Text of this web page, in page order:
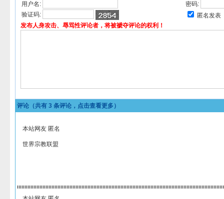
用户名:
密码:
验证码:
匿名发表
发布人身攻击、辱骂性评论者，将被褫夺评论的权利！
评论（共有 3 条评论，点击查看更多）
本站网友 匿名
世界宗教联盟